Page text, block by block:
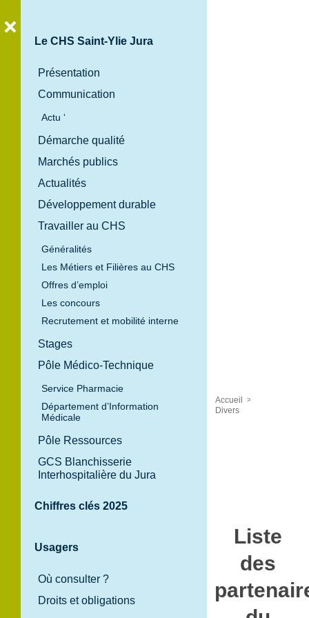
Le CHS Saint-Ylie Jura
Présentation
Communication
Actu ‘
Démarche qualité
Marchés publics
Actualités
Développement durable
Travailler au CHS
Généralités
Les Métiers et Filières au CHS
Offres d’emploi
Les concours
Recrutement et mobilité interne
Stages
Pôle Médico-Technique
Service Pharmacie
Département d’Information
Médicale
Pôle Ressources
GCS Blanchisserie
Interhospitalière du Jura
Chiffres clés 2025
Usagers
Où consulter ?
Droits et obligations
Accueil
>
Divers
Liste
des